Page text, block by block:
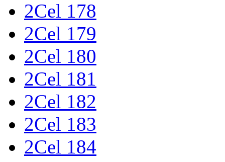
2Cel 178
2Cel 179
2Cel 180
2Cel 181
2Cel 182
2Cel 183
2Cel 184